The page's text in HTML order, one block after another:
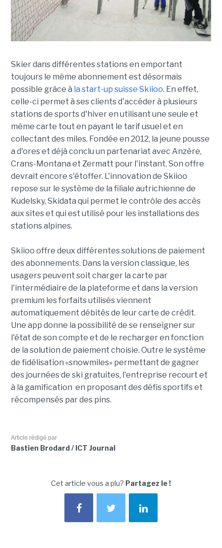
Skier dans différentes stations en emportant
toujours le même abonnement est désormais
possible grâce à la start-up suisse Skiioo. En effet,
celle-ci permet à ses clients d'accéder à plusieurs
stations de sports d'hiver en utilisant une seule et
même carte tout en payant le tarif usuel et en
collectant des miles. Fondée en 2012, la jeune pousse
a d'ores et déjà conclu un partenariat avec Anzère,
Crans-Montana et Zermatt pour l'instant. Son offre
devrait encore s'étoffer. L'innovation de Skiioo
repose sur le système de la filiale autrichienne de
Kudelsky, Skidata qui permet le contrôle des accès
aux sites et qui est utilisé pour les installations des
stations alpines.
Skiioo offre deux différentes solutions de paiement
des abonnements. Dans la version classique, les
usagers peuvent soit charger la carte par
l'intermédiaire de la plateforme et dans la version
premium les forfaits utilisés viennent
automatiquement débités de leur carte de crédit.
Une app donne la possibilité de se renseigner sur
l'état de son compte et de le recharger en fonction
de la solution de paiement choisie. Outre le système
de fidélisation «snowmiles» permettant de gagner
des journées de ski gratuites, l'entreprise recourt et
à la gamification en proposant des défis sportifs et
récompensés par des pins.
Article rédigé par
Bastien Brodard / ICT Journal
Cet article vous a plu? Partagez le !